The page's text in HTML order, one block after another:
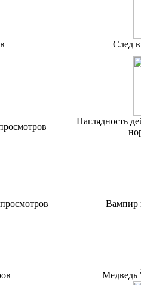
След
Наглядность
Вампир
Медведь